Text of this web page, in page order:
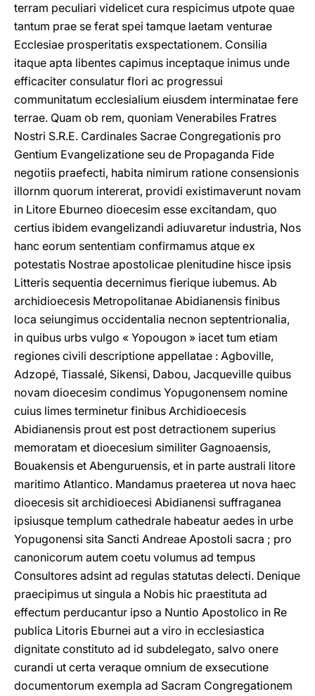
terram peculiari videlicet cura respicimus utpote quae
tantum prae se ferat spei tamque laetam venturae
Ecclesiae prosperitatis exspectationem. Consilia
itaque apta libentes capimus inceptaque inimus unde
efficaciter consulatur flori ac progressui
communitatum ecclesialium eiusdem interminatae fere
terrae. Quam ob rem, quoniam Venerabiles Fratres
Nostri S.R.E. Cardinales Sacrae Congregationis pro
Gentium Evangelizatione seu de Propaganda Fide
negotiis praefecti, habita nimirum ratione consensionis
illornm quorum intererat, providi existimaverunt novam
in Litore Eburneo dioecesim esse excitandam, quo
certius ibidem evangelizandi adiuvaretur industria, Nos
hanc eorum sententiam confirmamus atque ex
potestatis Nostrae apostolicae plenitudine hisce ipsis
Litteris sequentia decernimus fierique iubemus. Ab
archidioecesis Metropolitanae Abidianensis finibus
loca seiungimus occidentalia necnon septentrionalia,
in quibus urbs vulgo « Yopougon » iacet tum etiam
regiones civili descriptione appellatae : Agboville,
Adzopé, Tiassalé, Sikensi, Dabou, Jacqueville quibus
novam dioecesim condimus Yopugonensem nomine
cuius limes terminetur finibus Archidioecesis
Abidianensis prout est post detractionem superius
memoratam et dioecesium similiter Gagnoaensis,
Bouakensis et Abenguruensis, et in parte australi litore
maritimo Atlantico. Mandamus praeterea ut nova haec
dioecesis sit archidioecesi Abidianensi suffraganea
ipsiusque templum cathedrale habeatur aedes in urbe
Yopugonensi sita Sancti Andreae Apostoli sacra ; pro
canonicorum autem coetu volumus ad tempus
Consultores adsint ad regulas statutas delecti. Denique
praecipimus ut singula a Nobis hic praestituta ad
effectum perducantur ipso a Nuntio Apostolico in Re
publica Litoris Eburnei aut a viro in ecclesiastica
dignitate constituto ad id subdelegato, salvo onere
curandi ut certa veraque omnium de exsecutione
documentorum exempla ad Sacram Congregationem